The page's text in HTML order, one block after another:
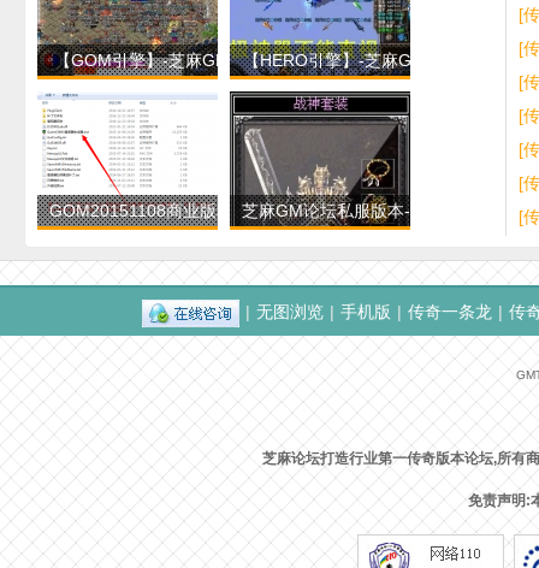
奇
版
本
【GOM引擎】-芝麻GM论
坛-战神录轻变版本-穿
【HERO引擎】-芝麻GM论
坛-仙剑沉默第十季-
GOM20151108商业版程序芝麻GM论坛私服版本-开了
擎[
版[
[
[
[
[
[
| 无图浏览 | 手机版 | 传奇一条龙 | 传
芝麻论坛打造行业第一传奇版本论坛,所有
免责声明: